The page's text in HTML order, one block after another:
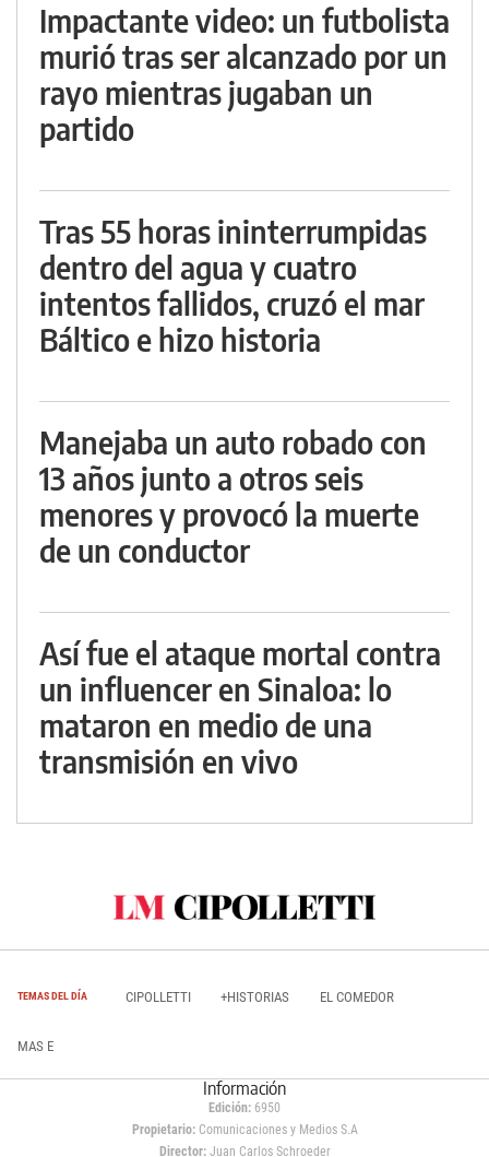
Impactante video: un futbolista
murió tras ser alcanzado por un
rayo mientras jugaban un
partido
Tras 55 horas ininterrumpidas
dentro del agua y cuatro
intentos fallidos, cruzó el mar
Báltico e hizo historia
Manejaba un auto robado con
13 años junto a otros seis
menores y provocó la muerte
de un conductor
Así fue el ataque mortal contra
un influencer en Sinaloa: lo
mataron en medio de una
transmisión en vivo
TEMAS DEL DÍA CIPOLLETTI +HISTORIAS EL COMEDOR
MAS E
Información
Edición: 6950
Propietario:Comunicaciones y Medios S.A
Director: Juan Carlos Schroeder